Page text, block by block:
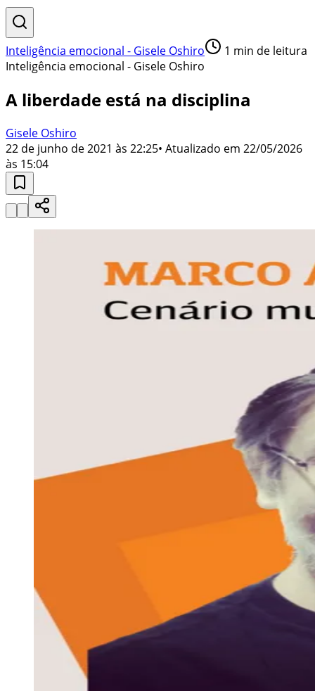
Inteligência emocional - Gisele Oshiro 1 min de leitura
Inteligência emocional - Gisele Oshiro
A liberdade está na disciplina
Gisele Oshiro
22 de junho de 2021 às 22:25• Atualizado em 22/05/2026
às 15:04